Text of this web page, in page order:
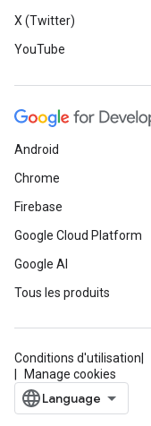
X (Twitter)
YouTube
Android
Chrome
Firebase
Google Cloud Platform
Google AI
Tous les produits
Conditions d'utilisation
Manage cookies